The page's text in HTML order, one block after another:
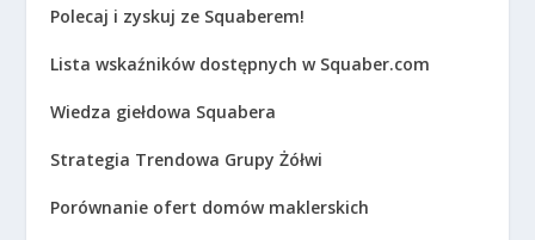
Polecaj i zyskuj ze Squaberem!
Lista wskaźników dostępnych w Squaber.com
Wiedza giełdowa Squabera
Strategia Trendowa Grupy Żółwi
Porównanie ofert domów maklerskich